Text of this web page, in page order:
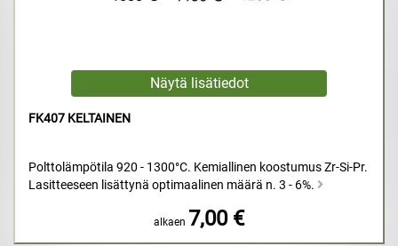
FK407 KELTAINEN
Polttolämpötila 920 - 1300°C. Kemiallinen koostumus Zr-Si-Pr.
Lasitteeseen lisättynä optimaalinen määrä n. 3 - 6%.
alkaen 7,00 €